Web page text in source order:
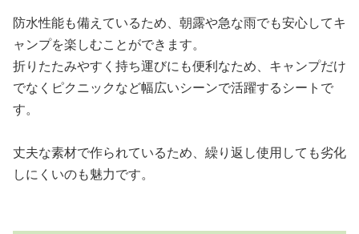
防水性能も備えているため、朝露や急な雨でも安心してキ
ャンプを楽しむことができます。
折りたたみやすく持ち運びにも便利なため、キャンプだけ
でなくピクニックなど幅広いシーンで活躍するシートで
す。
丈夫な素材で作られているため、繰り返し使用しても劣化
しにくいのも魅力です。